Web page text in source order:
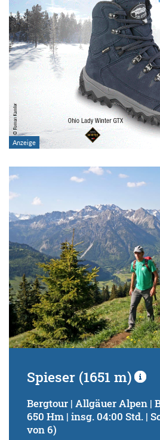
Spieser (1651 m)
Bergtour | Allgäuer Alpen |
650 Hm | insg. 04:00 Std. |
von 6)